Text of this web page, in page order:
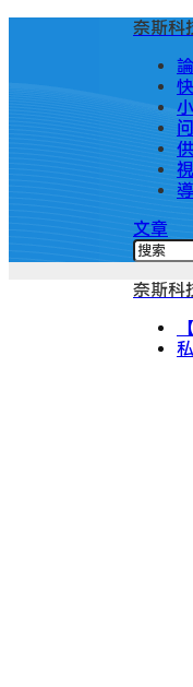
奈斯科
文章
奈斯科